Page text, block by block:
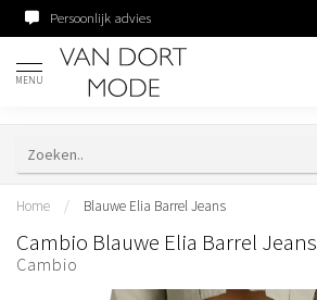
Persoonlijk advies
MENU
Home / Blauwe Elia Barrel Jeans
Cambio Blauwe Elia Barrel Jeans
Cambio